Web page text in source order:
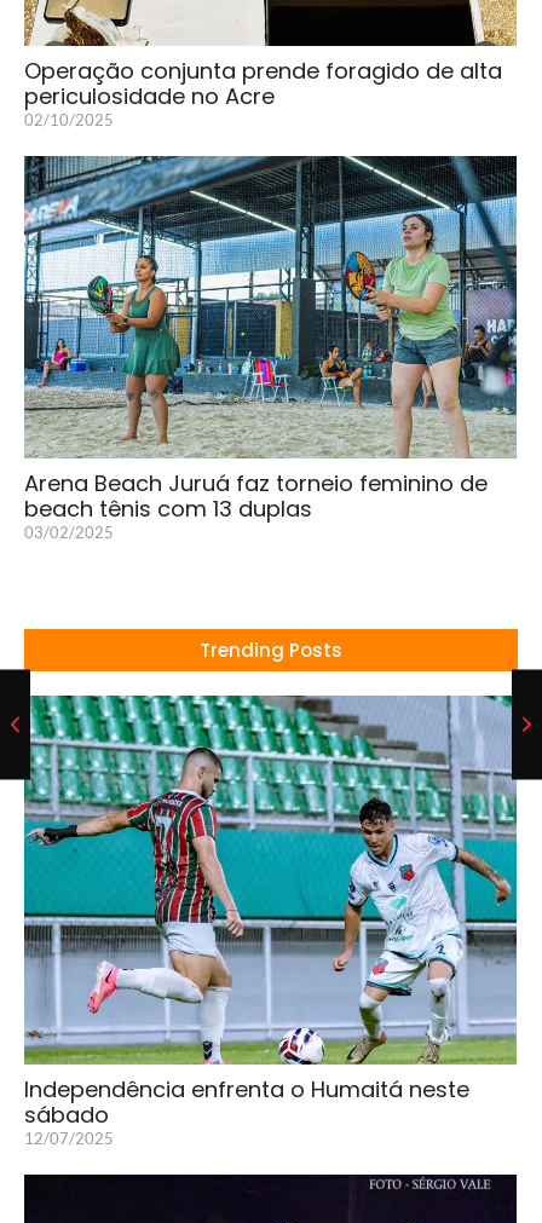
Operação conjunta prende foragido de alta
periculosidade no Acre
02/10/2025
Arena Beach Juruá faz torneio feminino de
beach tênis com 13 duplas
03/02/2025
Trending Posts
Independência enfrenta o Humaitá neste
sábado
12/07/2025